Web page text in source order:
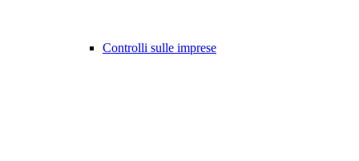
Controlli sulle imprese